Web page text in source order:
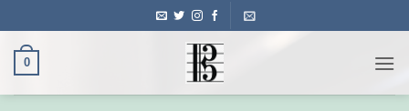
to
content
0